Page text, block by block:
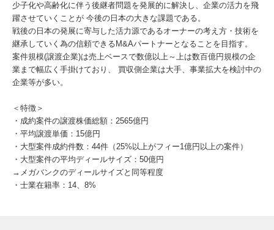
少子化や高齢化に伴う後継者問題を発展的に解決し、企業の活力を飛
躍させていくことが 今後の日本の大きな課題である。
戦後の日本の発展に寄与した活力源であるオーナーの考え方・技術を
継承していく為の信頼できるM&Aパートナーとなることを目指す。
案件規模(譲渡企業)は売上ベースで数億以上～上は数百億円規模の企
業まで幅広く手掛けており、 買収側企業は大手、事業拡大を検討中の
企業等が多い。
＜特徴＞
・成約案件の譲渡株価総額：2565億円
・平均譲渡単価：15億円
・大型案件成約件数：44件（25%以上がフィー1億円以上の案件）
・大型案件の平均ディールサイズ：50億円
→メガバンクのディールサイズと同等程度
・士業在籍率：14、8%